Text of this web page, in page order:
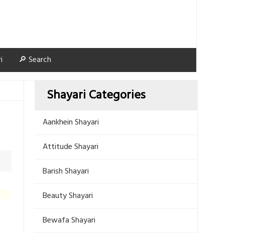
🔎 Search
Shayari Categories
Aankhein Shayari
Attitude Shayari
Barish Shayari
Beauty Shayari
Bewafa Shayari